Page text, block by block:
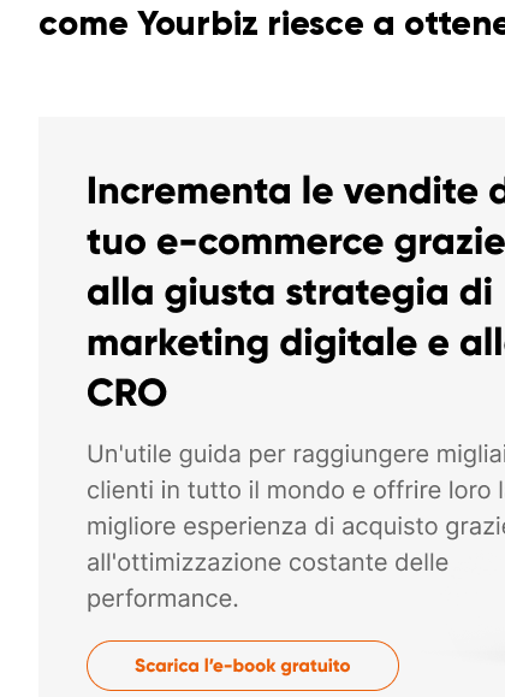
come Yourbiz riesce a